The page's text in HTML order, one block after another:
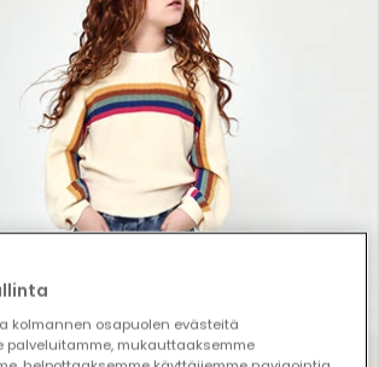
kolmannen osapuolen evästeitä
palveluitamme, mukauttaaksemme